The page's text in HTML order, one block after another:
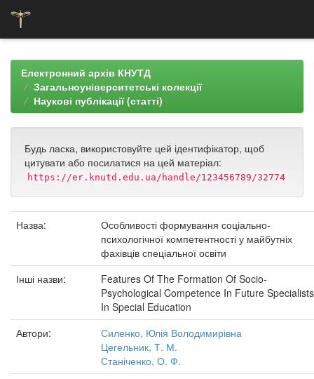
navigationЕлектронний архів КНУТД
Загальноуніверситетські колекції
Наукові публікації (статті)
Будь ласка, використовуйте цей ідентифікатор, щоб
цитувати або посилатися на цей матеріал:
https://er.knutd.edu.ua/handle/123456789/32774
Назва:
Особливості формування соціально-
психологічної компетентності у майбутніх
фахівців спеціальної освіти
Інші назви:
Features Of The Formation Of Socio-
Psychological Competence In Future Specialists
In Special Education
Автори:
Силенко, Юлія Володимирівна
Цегельник, Т. М.
Станіченко, О. Ф.